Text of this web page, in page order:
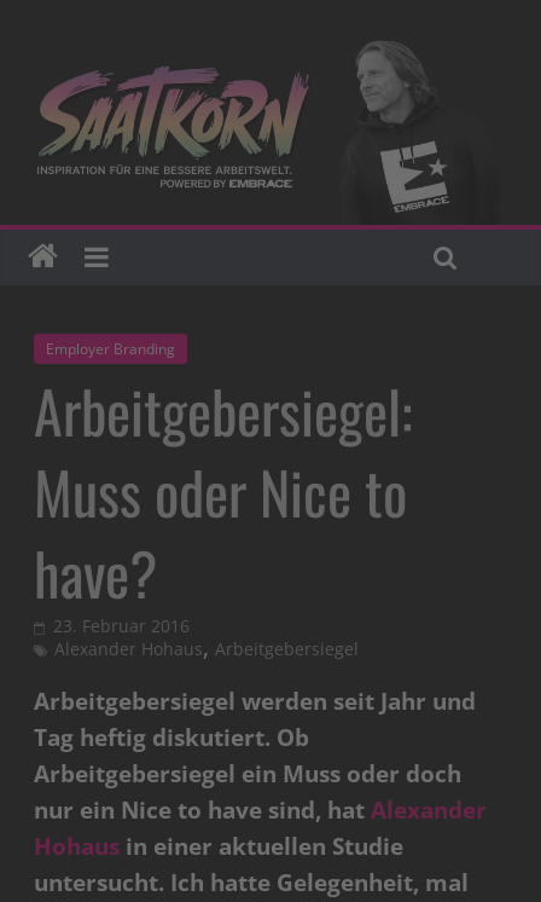
Employer Branding
Arbeitgebersiegel:
Muss oder Nice to
have?
23. Februar 2016
Alexander Hohaus,Arbeitgebersiegel
Arbeitgebersiegel werden seit Jahr und
Tag heftig diskutiert. Ob
Arbeitgebersiegel ein Muss oder doch
nur ein Nice to have sind, hatAlexander
Hohaus in einer aktuellen Studie
untersucht. Ich hatte Gelegenheit, mal